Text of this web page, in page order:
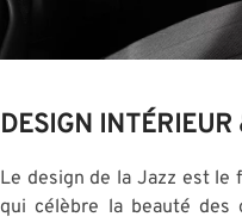
DESIGN INTÉRIEUR
Le design de la Jazz est le
qui célèbre la beauté des